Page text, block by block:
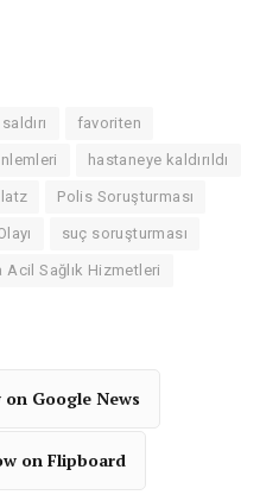
favoriten
hastaneye kaldırıldı
Polis Soruşturması
suç soruşturması
Acil Sağlık Hizmetleri
on Google News
on Flipboard